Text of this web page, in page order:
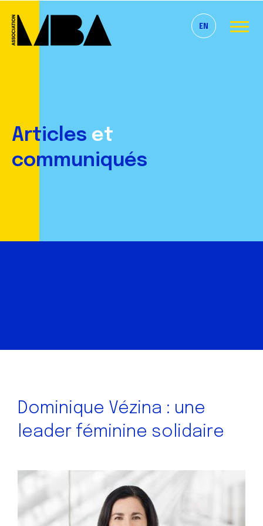
EN
Articles et
communiqués
Dominique Vézina : une
leader féminine solidaire